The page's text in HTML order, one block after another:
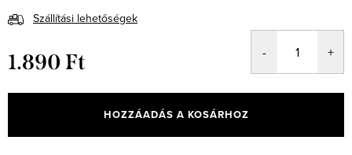
Szállítási lehetőségek
1.890 Ft
HOZZÁADÁS A KOSÁRHOZ